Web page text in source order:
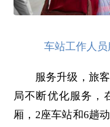
车站工作人
服务升级，旅客
局不断优化服务，
厢，2座车站和6趟